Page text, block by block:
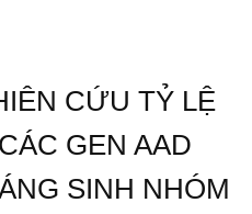
CỨU TỶ LỆ
GEN AAD
SINH NHÓM